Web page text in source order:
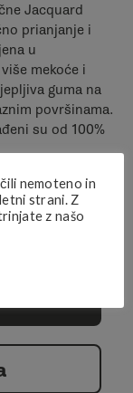
Jacquard
prianjanje i
u
mekoće i
guma na
površinama.
su od 100%
nemoteno in
strani. Z
z našo